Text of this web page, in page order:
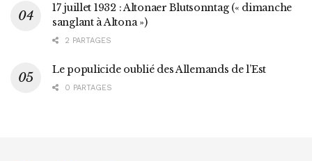
17 juillet 1932 : Altonaer Blutsonntag (« dimanche
sanglant à Altona »)
2 PARTAGES
Le populicide oublié des Allemands de l’Est
0 PARTAGES